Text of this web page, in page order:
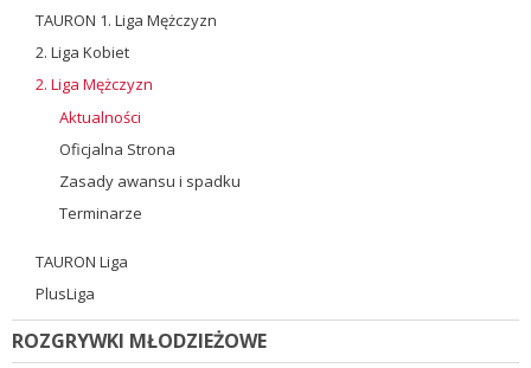
TAURON 1. Liga Mężczyzn
2. Liga Kobiet
2. Liga Mężczyzn
Aktualności
Oficjalna Strona
Zasady awansu i spadku
Terminarze
TAURON Liga
PlusLiga
ROZGRYWKI MŁODZIEŻOWE